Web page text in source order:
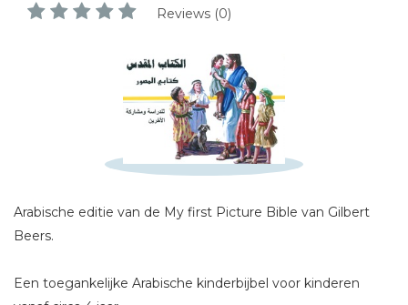
Reviews (0)
Arabische editie van de My first Picture Bible van Gilbert
Beers.
Een toegankelijke Arabische kinderbijbel voor kinderen
Schrijf hieronder je review!